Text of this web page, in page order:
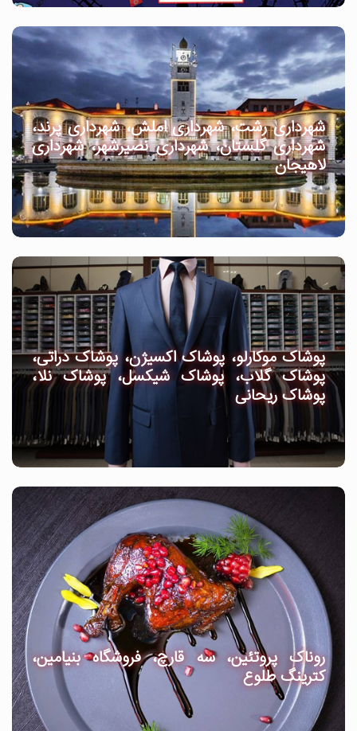
شهرداری رشت، شهرداری املش، شهرداری پرند،
شهرداری گلستان، شهرداری نصیرشهر، شهرداری
لاهیجان
پوشاک موکارلو، پوشاک اکسیژن، پوشاک دراتی،
پوشاک گلاب، پوشاک شیکسل، پوشاک نلا،
پوشاک ریحانی
روناک پروتئین، سه قارچ، فروشگاه بنیامین،
کترینگ طلوع